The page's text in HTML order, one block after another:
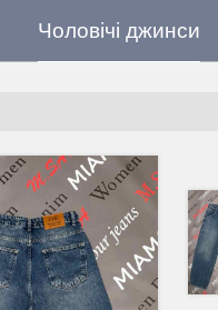
Чоловічі джинси